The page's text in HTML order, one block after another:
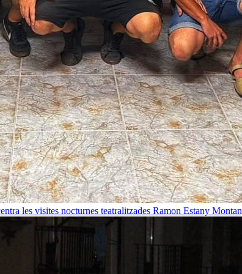
les visites nocturnes teatralitzades Ramon Estany